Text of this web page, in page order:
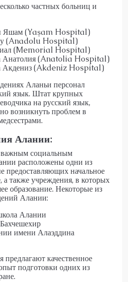
частных больниц и
Яшам (Yaşam Hospital)
(Anadolu Hospital)
(Memorial Hospital)
Анатолия (Anatolia Hospital)
Акдениз (Akdeniz Hospital)
Аланьи персонал
язык. Штат крупных
на русский язык,
возникнуть проблем в
Алании:
важным социальным
расположены одни из
предоставляющих начальное
а также учреждения, в которых
образование. Некоторые из
Алании:
Алании
имени Алаэддина
предлагают качественное
подготовки одних из